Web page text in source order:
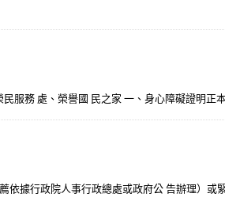
服務 處、榮譽國 民之家 一、身心障礙證明正
據行政院人事行政總處或政府公 告辦理）